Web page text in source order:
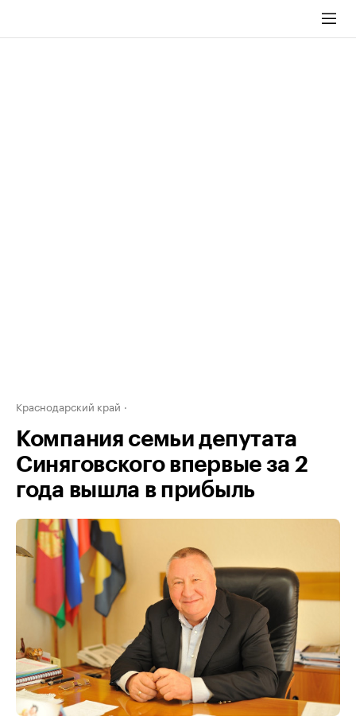
Краснодарский край
Компания семьи депутата
Синяговского впервые за 2
года вышла в прибыль